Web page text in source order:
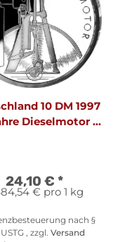
10 DM 1997
Dieselmotor G
24,10 € *
€ pro 1 kg
nach §
, zzgl. Versand